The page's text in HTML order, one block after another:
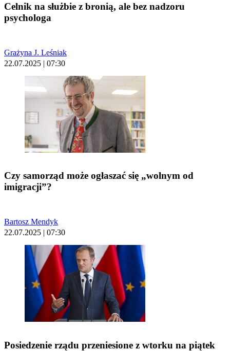
Celnik na służbie z bronią, ale bez nadzoru
psychologa
Grażyna J. Leśniak
22.07.2025 | 07:30
Czy samorząd może ogłaszać się „wolnym od
imigracji”?
Bartosz Mendyk
22.07.2025 | 07:30
Posiedzenie rządu przeniesione z wtorku na piątek